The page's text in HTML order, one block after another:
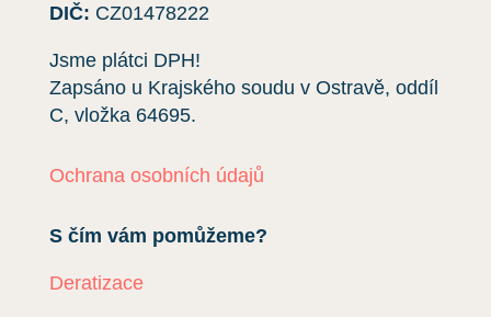
DIČ: CZ01478222
Jsme plátci DPH!
Zapsáno u Krajského soudu v Ostravě, oddíl
C, vložka 64695.
Ochrana osobních údajů
S čím vám pomůžeme?
Deratizace